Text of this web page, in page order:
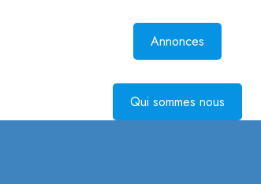
Annonces
Qui sommes nous